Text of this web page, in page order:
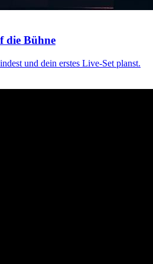
die Bühne
und dein erstes Live-Set planst.